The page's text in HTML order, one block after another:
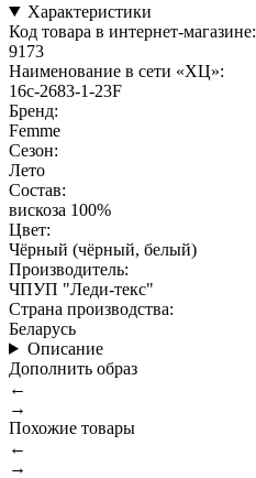
Характеристики
Код товара в интернет-магазине:
9173
Наименование в сети «ХЦ»:
16с-2683-1-23F
Бренд:
Femme
Сезон:
Лето
Состав:
вискоза 100%
Цвет:
Чёрный (чёрный, белый)
Производитель:
ЧПУП "Леди-текс"
Страна производства:
Беларусь
Описание
Дополнить образ
←
→
Похожие товары
←
→